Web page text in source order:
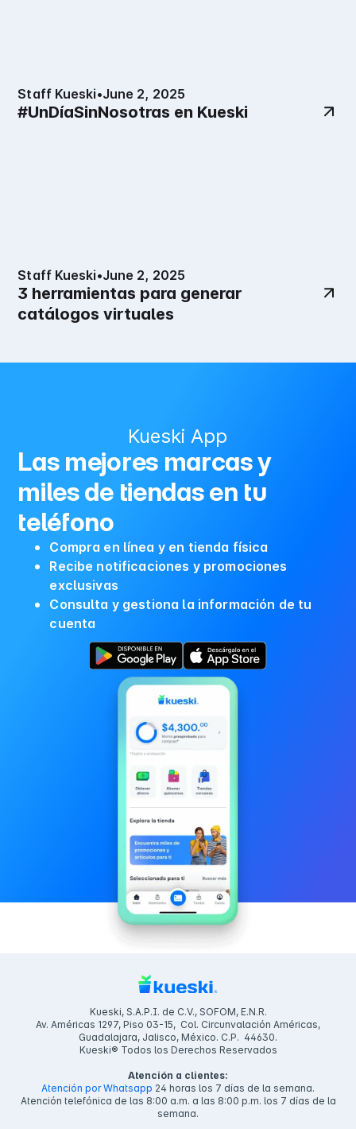
Staff Kueski•June 2, 2025
#UnDíaSinNosotras en Kueski
Staff Kueski•June 2, 2025
3 herramientas para generar
catálogos virtuales
Kueski App
Las mejores marcas y
miles de tiendas en tu
teléfono
Compra en línea y en tienda física
Recibe notificaciones y promociones
exclusivas
Consulta y gestiona la información de tu
cuenta
Kueski, S.A.P.I. de C.V., SOFOM, E.N.R.
Av. Américas 1297, Piso 03-15, Col. Circunvalación Américas,
Guadalajara, Jalisco, México. C.P. 44630.
Kueski® Todos los Derechos Reservados
Atención a clientes:
Atención por Whatsapp 24 horas los 7 días de la semana.
Atención telefónica de las 8:00 a.m. a las 8:00 p.m. los 7 días de la
semana.